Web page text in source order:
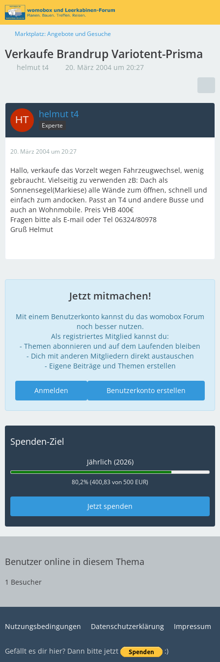
Marktplatz: Angebote und Gesuche
Verkaufe Brandrup Variotent-Prisma
helmut t4 20. März 2004 um 20:27
helmut t4
Experte
20. März 2004 um 20:27
Hallo, verkaufe das Vorzelt wegen Fahrzeugwechsel, wenig
gebraucht. Vielseitig zu verwenden zB: Dach als
Sonnensegel(Markiese) alle Wände zum öffnen, schnell und
einfach zum andocken. Passt an T4 und andere Busse und
auch an Wohnmobile. Preis VHB 400€
Fragen bitte als E-mail oder Tel 06324/80978
Gruß Helmut
Jetzt mitmachen!
Mit einem Benutzerkonto kannst du das womobox Forum
noch besser nutzen.
Als registriertes Mitglied kannst du:
- Themen abonnieren und auf dem Laufenden bleiben
- Dich mit anderen Mitgliedern direkt austauschen
- Eigene Beiträge und Themen erstellen
Benutzerkonto erstellen
Anmelden
Spenden-Ziel
Jährlich (2026)
80,2% (400,83 von 500 EUR)
Jetzt spenden
Benutzer online in diesem Thema
1 Besucher
Nutzungsbedingungen Datenschutzerklärung Impressum
Gefällt es dir hier? Dann bitte jetzt :)